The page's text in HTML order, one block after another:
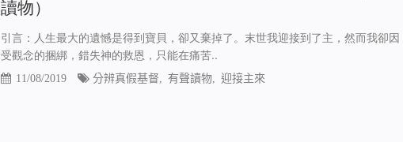
讀物）
引言：人生最大的遺憾是得到寶貝，卻又棄掉了。末世我迎接到了主，然而我卻因
受觀念的捆綁，錯失神的救恩，只能在痛苦..
11/08/2019 分辨真假基督 有聲讀物, 迎接主來